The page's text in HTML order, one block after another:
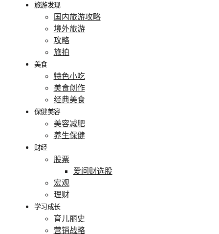
旅游发现
国内旅游攻略
境外旅游
攻略
旅拍
美食
特色小吃
美食创作
经典美食
保健美容
美容减肥
养生保健
财经
股票
爱问财选股
宏观
理财
学习成长
育儿丽史
营销战略